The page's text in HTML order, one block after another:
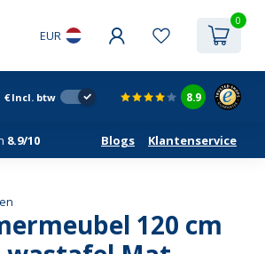
EUR
0
€ Incl. btw 8.9
8.9/10 Blogs Klantenservice
120 cm